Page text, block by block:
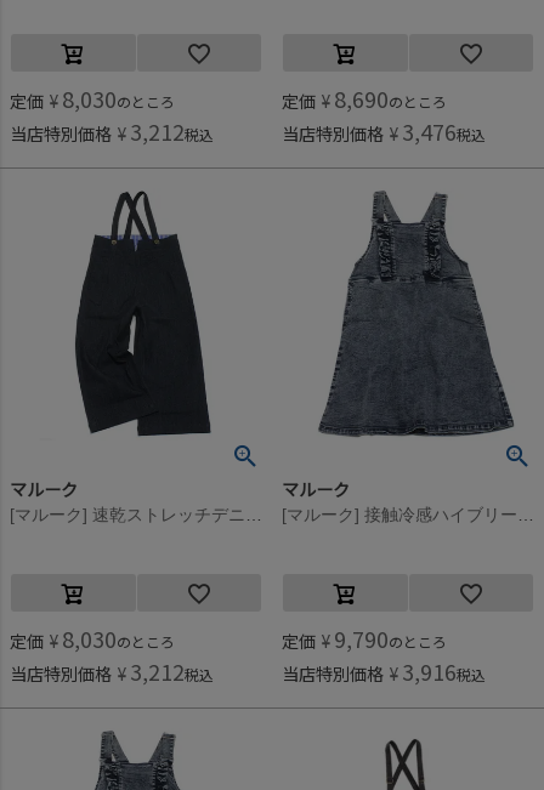
定価 ¥ 8,030のところ
当店特別価格 ¥ 3,212税込
定価 ¥ 8,690のところ
当店特別価格 ¥ 3,476税込
マルーク
[マルーク] 速乾ストレッチデニムサロペットパンツ コン(5)
定価 ¥ 8,030のところ
当店特別価格 ¥ 3,212税込
マルーク
[マルーク] 接触冷感ハイブリーチデニムジャンパースカート コン(5)
定価 ¥ 9,790のところ
当店特別価格 ¥ 3,916税込